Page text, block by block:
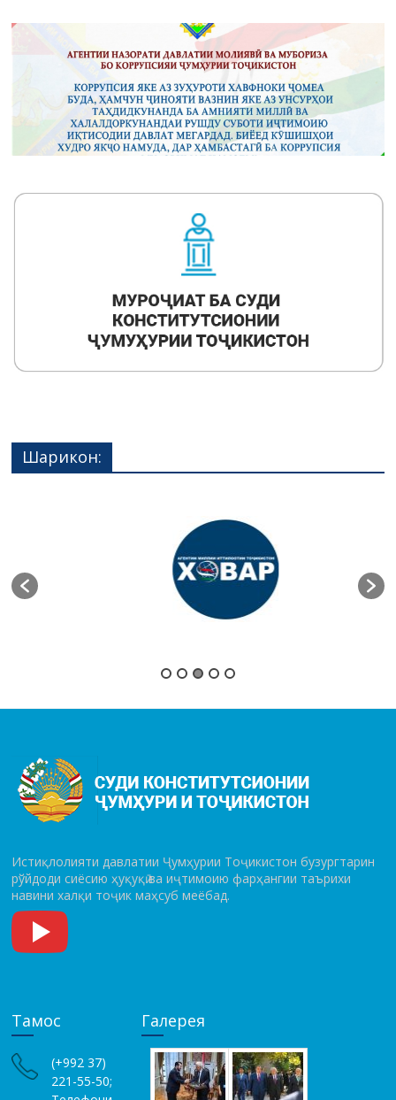
Шарикон:
Истиқлолияти давлатии Ҷумҳурии Тоҷикистон бузургтарин
рўй­до­ди сиёсию ҳуқуқӣ ва иҷтимоию фарҳангии таърихи
навини халқи тоҷик маҳсуб меёбад.
Тамос
(+992 37)
221-55-50;
Галерея